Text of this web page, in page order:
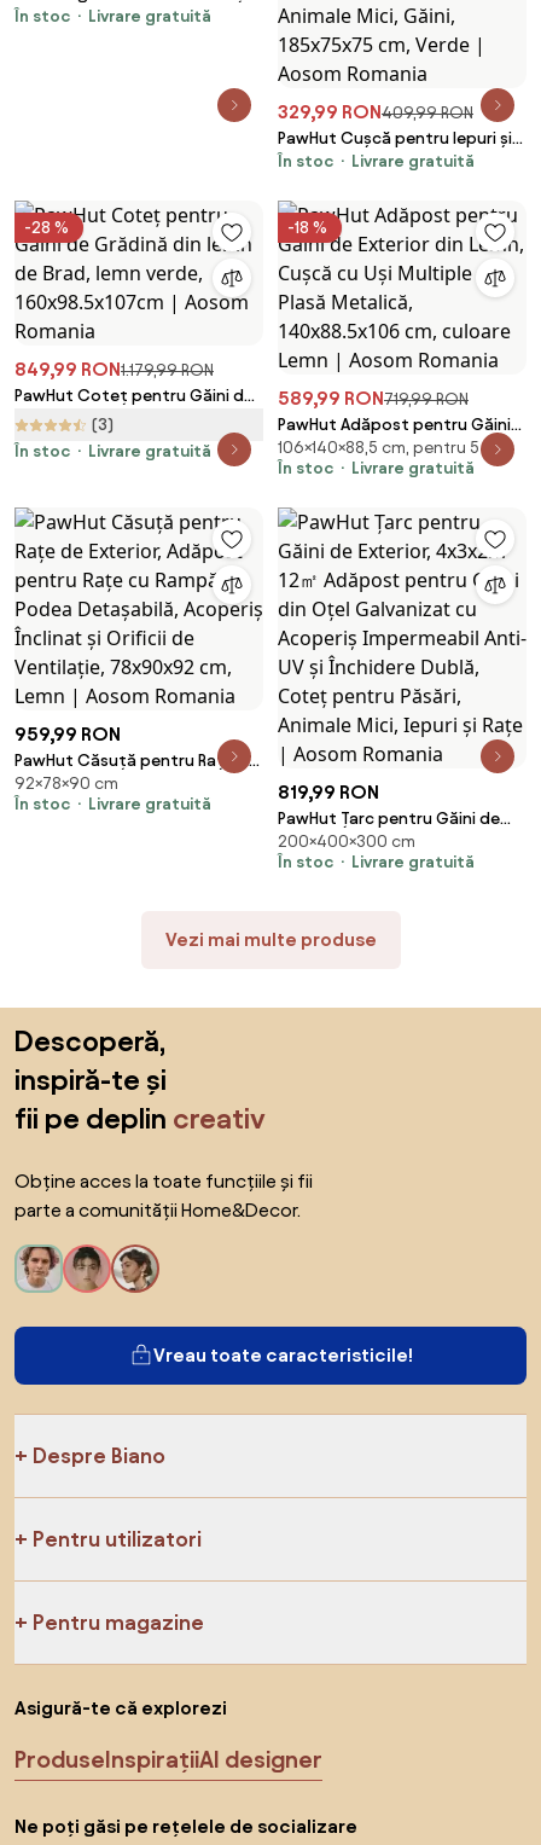
adăpost | Aosom Romania
În stoc Livrare gratuită
329,99 RON409,99 RON
PawHut Cușcă pentru Iepuri și
Găini de Exterior și Interior cu
Metalic, Coteț Recint pentru
Animale Mici, Găini, 185x75x75
În stoc Livrare gratuită
-28 %
849,99 RON1.179,99 RON
PawHut Coteț pentru Găini de
Grădină din lemn de Brad, lemn
verde, 160x98.5x107cm | Aosom
(3)
În stoc
Livrare gratuită
-18 %
589,99 RON719,99 RON
PawHut Adăpost pentru Găini
de Exterior din Lemn, Cușcă cu
Uși Multiple și Plasă Metalică,
| Aosom Romania
106×140×88,5 cm, pentru 5
În stoc
Livrare gratuită
959,99 RON
PawHut Căsuță pentru Rațe de
Exterior, Adăpost pentru Rațe
cu Rampă, Podea Detașabilă,
92×78×90 cm
În stoc
Livrare gratuită
819,99 RON
PawHut Țarc pentru Găini de
Exterior, 4x3x2m 12㎡ Adăpost
pentru Găini din Oțel
Închidere Dublă, Coteț pentru
200×400×300 cm
În stoc
Livrare gratuită
Vezi mai multe produse
Descoperă,
inspiră-te și
fii pe deplin creativ
Obține acces la toate funcțiile și fii
parte a comunității Home&Decor.
Vreau toate caracteristicile!
Despre Biano
Pentru utilizatori
Pentru magazine
Asigură-te că explorezi
ProduseInspirațiiAI designer
Ne poți găsi pe rețelele de socializare